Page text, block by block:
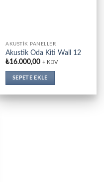
AKUSTIK PANELLER
Akustik Oda Kiti Wall 12
₺16.000,00 + KDV
SEPETE EKLE